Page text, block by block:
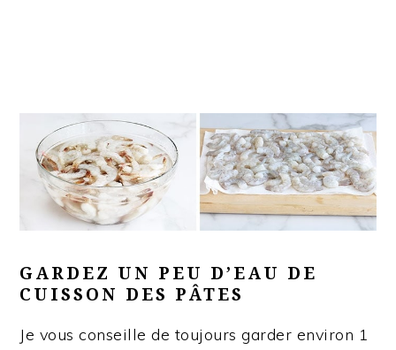
GARDEZ UN PEU D’EAU DE
CUISSON DES PÂTES
Je vous conseille de toujours garder environ 1